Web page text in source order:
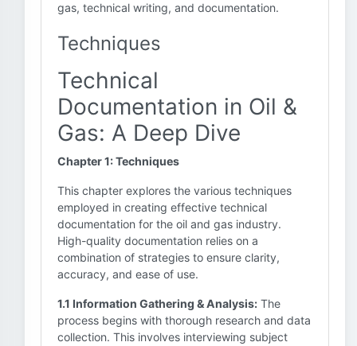
gas, technical writing, and documentation.
Techniques
Technical
Documentation in Oil &
Gas: A Deep Dive
Chapter 1: Techniques
This chapter explores the various techniques
employed in creating effective technical
documentation for the oil and gas industry.
High-quality documentation relies on a
combination of strategies to ensure clarity,
accuracy, and ease of use.
1.1 Information Gathering & Analysis: The
process begins with thorough research and data
collection. This involves interviewing subject